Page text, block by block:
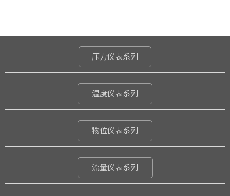
压力仪表系列
温度仪表系列
物位仪表系列
流量仪表系列